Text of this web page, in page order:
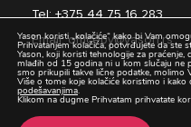
Tel: +375 44 75 16 283
Email:officeby@yason.rs
Yason koristi „kolačiće“ kako bi Vam
Prihvatanjem kolačića, potvrđujete da ste
Yason, koji koristi tehnologije za praćenje,
mlađih od 15 godina ni u kom slučaju ne
smo prikupili takve lične podatke, molimo
Više o tome koje kolačiće koristimo i kako
podešavanjima.
Klikom na dugme Prihvatam prihvatate